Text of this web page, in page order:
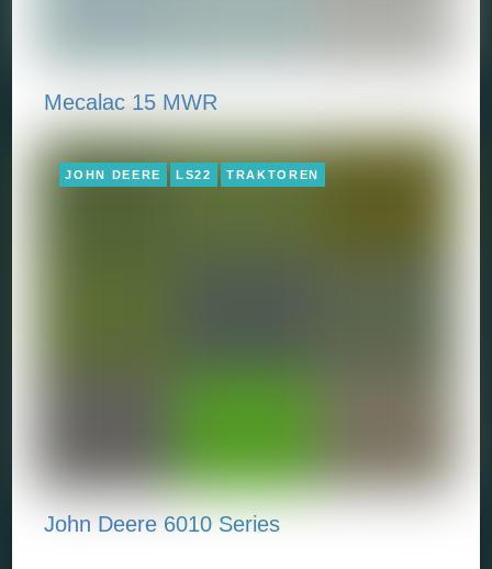
Mecalac 15 MWR
JOHN DEERE LS22 TRAKTOREN
John Deere 6010 Series